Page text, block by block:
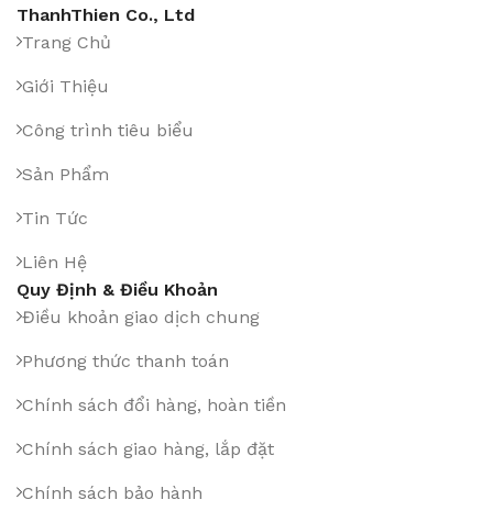
ThanhThien Co., Ltd
Trang Chủ
Giới Thiệu
Công trình tiêu biểu
Sản Phẩm
Tin Tức
Liên Hệ
Quy Định & Điều Khoản
Điều khoản giao dịch chung
Phương thức thanh toán
Chính sách đổi hàng, hoàn tiền
Chính sách giao hàng, lắp đặt
Chính sách bảo hành